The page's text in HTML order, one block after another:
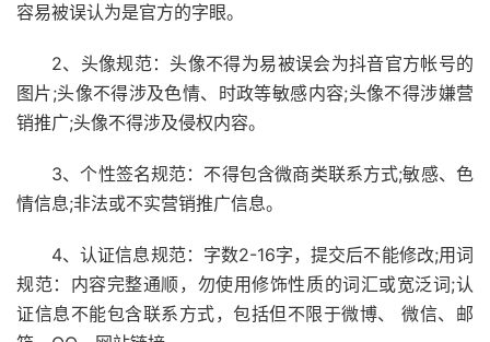
容易被误认为是官方的字眼。
2、头像规范：头像不得为易被误会为抖音官方帐号的
图片;头像不得涉及色情、时政等敏感内容;头像不得涉嫌营
销推广;头像不得涉及侵权内容。
3、个性签名规范：不得包含微商类联系方式;敏感、色
情信息;非法或不实营销推广信息。
4、认证信息规范：字数2-16字，提交后不能修改;用词
规范：内容完整通顺，勿使用修饰性质的词汇或宽泛词;认
证信息不能包含联系方式，包括但不限于微博、 微信、邮